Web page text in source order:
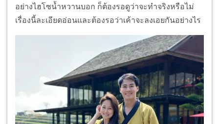
อย่างไฮโซน้ำหวานบอก ก็ต้องรอดูว่าจะทำจริงหรือไม่
เรื่องนี้ละเอียดอ่อนและต้องรอว่าเค้าจะลงเอยกันอย่างไร